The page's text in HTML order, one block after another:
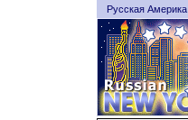
Русская Америка